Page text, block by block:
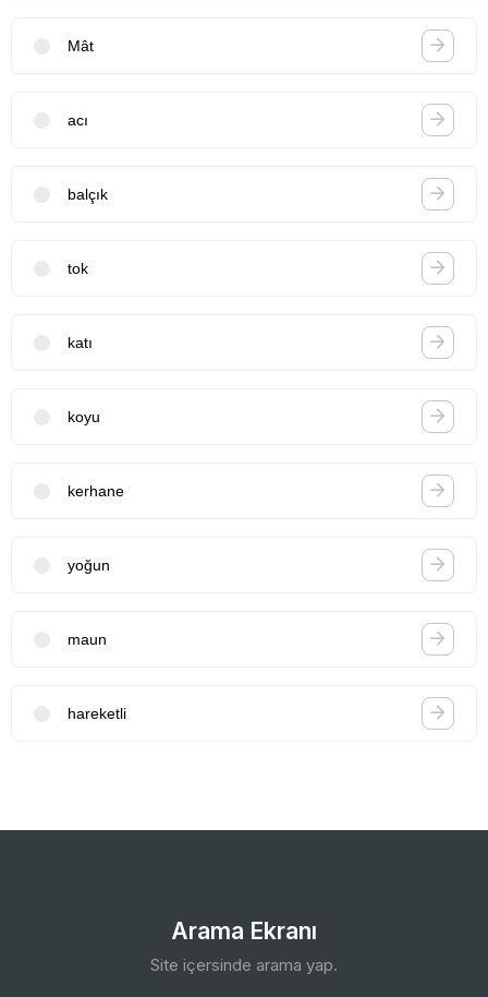
Mât
acı
balçık
tok
katı
koyu
kerhane
yoğun
maun
hareketli
Arama Ekranı
Site içersinde arama yap.